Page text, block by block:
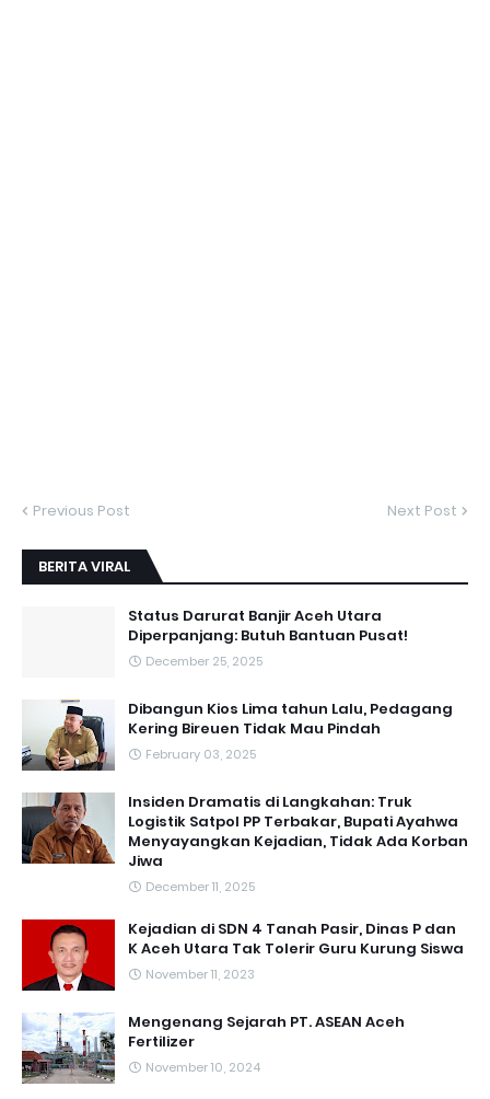
Previous Post Next Post
BERITA VIRAL
Status Darurat Banjir Aceh Utara
Diperpanjang: Butuh Bantuan Pusat!
December 25, 2025
Dibangun Kios Lima tahun Lalu, Pedagang
Kering Bireuen Tidak Mau Pindah
February 03, 2025
Insiden Dramatis di Langkahan: Truk
Logistik Satpol PP Terbakar, Bupati Ayahwa
Menyayangkan Kejadian, Tidak Ada Korban
Jiwa
December 11, 2025
Kejadian di SDN 4 Tanah Pasir, Dinas P dan
K Aceh Utara Tak Tolerir Guru Kurung Siswa
November 11, 2023
Mengenang Sejarah PT. ASEAN Aceh
Fertilizer
November 10, 2024